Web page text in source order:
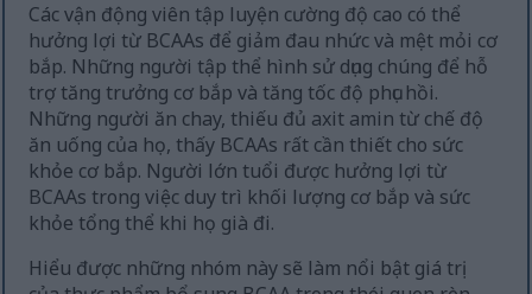
Các vận động viên tập luyện cường độ cao có thể
hưởng lợi từ BCAAs để giảm đau nhức và mệt mỏi cơ
bắp. Những người tập thể hình sử dụng chúng để hỗ
trợ tăng trưởng cơ bắp và tăng tốc độ phục hồi.
Những người ăn chay, thiếu đủ axit amin từ chế độ
ăn uống của họ, thấy BCAAs rất cần thiết cho sức
khỏe cơ bắp. Người lớn tuổi được hưởng lợi từ
BCAAs trong việc duy trì khối lượng cơ bắp và sức
khỏe tổng thể khi họ già đi.
Hiểu được những nhóm này sẽ làm nổi bật giá trị